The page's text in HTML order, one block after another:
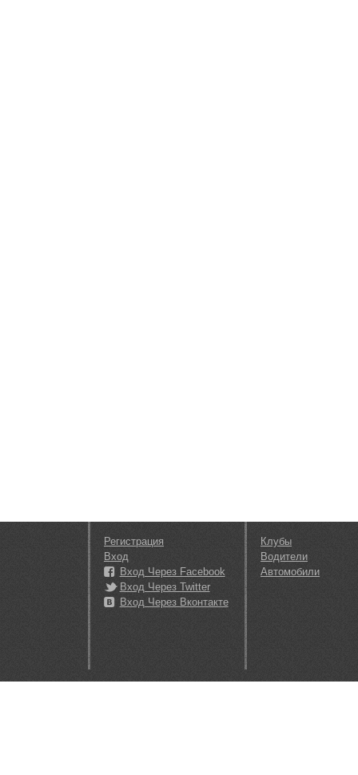
Регистрация
Вход
Вход Через Facebook
Вход Через Twitter
Вход Через Вконтакте
Клубы
Водители
Автомобили